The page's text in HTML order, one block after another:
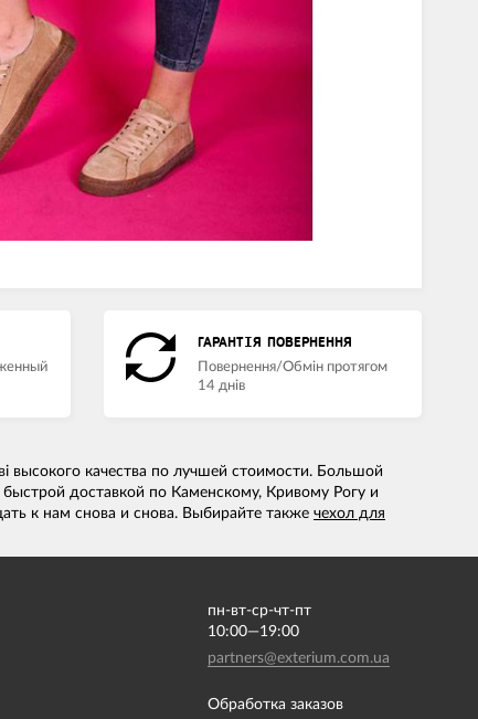
ГАРАНТІЯ ПОВЕРНЕННЯ
Повернення/Обмін протягом
14 днів
высокого качества по лучшей стоимости. Большой
быстрой доставкой по Каменскому, Кривому Рогу и
к нам снова и снова. Выбирайте также чехол для
пн-вт-ср-чт-пт
10:00—19:00
partners@exterium.com.ua
Обработка заказов